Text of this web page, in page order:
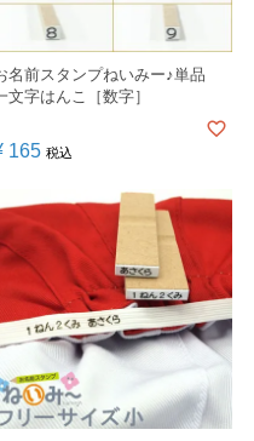
名前スタンプねいみー♪単品
文字はんこ［数字］
165 税込